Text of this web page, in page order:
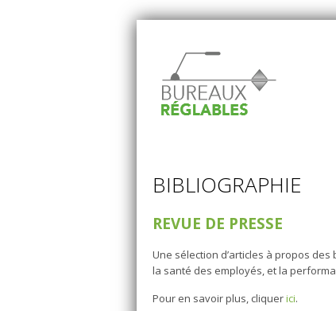
BIBLIOGRAPHIE
REVUE DE PRESSE
Une sélection d’articles à propos
la santé des employés, et la
Pour en savoir plus, cliquerici.